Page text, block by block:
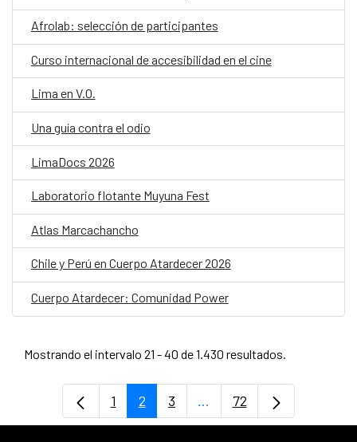
Afrolab: selección de participantes
Curso internacional de accesibilidad en el cine
Lima en V.O.
Una guía contra el odio
LimaDocs 2026
Laboratorio flotante Muyuna Fest
Atlas Marcachancho
Chile y Perú en Cuerpo Atardecer 2026
Cuerpo Atardecer: Comunidad Power
Mostrando el intervalo 21 - 40 de 1.430 resultados.
Página
1 Página
2 Página
3 ...Páginas intermedias
Página
72